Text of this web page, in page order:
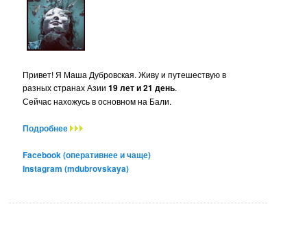
Привет! Я Маша Дубровская. Живу и путешествую в
разных странах Азии19 лет и 21 день.
Сейчас нахожусь в основном на Бали.
Подробнее
Facebook (оперативнее и чаще)
Instagram (mdubrovskaya)